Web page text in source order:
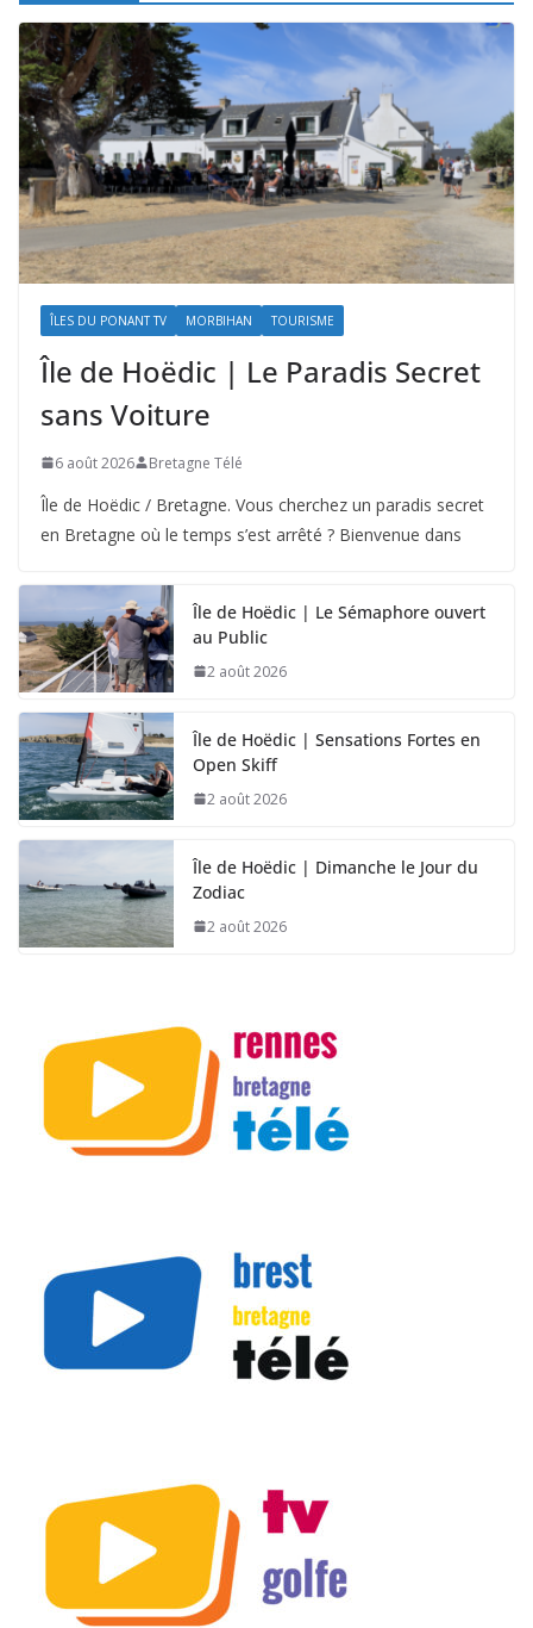
ÎLES DU PONANT TV MORBIHAN TOURISME
Île de Hoëdic | Le Paradis Secret
sans Voiture
6 août 2026 Bretagne Télé
Île de Hoëdic / Bretagne. Vous cherchez un paradis secret
en Bretagne où le temps s’est arrêté ? Bienvenue dans
Île de Hoëdic | Le Sémaphore ouvert
au Public
2 août 2026
Île de Hoëdic | Sensations Fortes en
Open Skiff
2 août 2026
Île de Hoëdic | Dimanche le Jour du
Zodiac
2 août 2026